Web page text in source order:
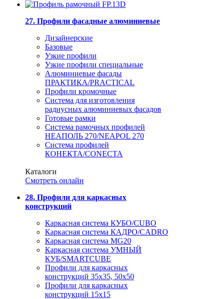
27. Профили фасадные алюминиевые
Дизайнерские
Базовые
Узкие профили
Узкие профили специальные
Алюминиевые фасады
ПРАКТИКА/PRACTICAL
Профили кромочные
Система для изготовления
радиусных алюминиевых фасадов
Готовые рамки
Система рамочных профилей
НЕАПОЛЬ 270/NEAPOL 270
Система профилей
КОНЕКТА/CONECTA
Каталоги
Смотреть онлайн
28. Профили для каркасных
конструкций
Каркасная система КУБО/CUBO
Каркасная система КАДРО/CADRO
Каркасная система MG20
Каркасная система УМНЫЙ
КУБ/SMARTCUBE
Профили для каркасных
конструкций 35x35, 50x50
Профили для каркасных
конструкций 15х15